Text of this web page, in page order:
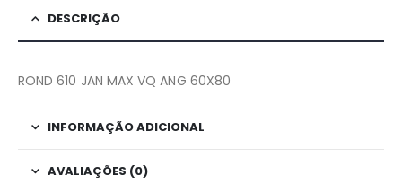
DESCRIÇÃO
ROND 610 JAN MAX VQ ANG 60X80
INFORMAÇÃO ADICIONAL
AVALIAÇÕES (0)